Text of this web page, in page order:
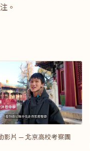
。
影片 — 北京高校考察團